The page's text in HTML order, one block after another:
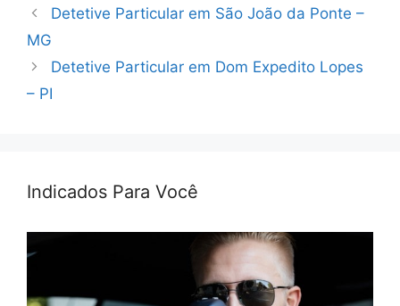
Detetive Particular em São João da Ponte –
MG
Detetive Particular em Dom Expedito Lopes
– PI
Indicados Para Você